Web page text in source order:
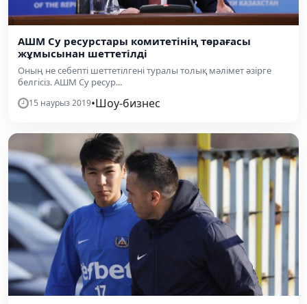
АШМ Су ресурстары комитетінің төрағасы
жұмысынан шеттетілді
Оның не себепті шеттетілгені туралы толық мәлімет әзірге
белгісіз. АШМ Су ресур...
15 наурыз 2019•Шоу-бизнес